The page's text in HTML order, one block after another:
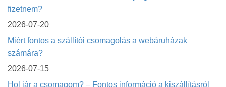
fizetnem?
2026-07-20
Miért fontos a szállítói csomagolás a webáruházak
számára?
2026-07-15
Hol jár a csomagom? – Fontos információ a kiszállításról